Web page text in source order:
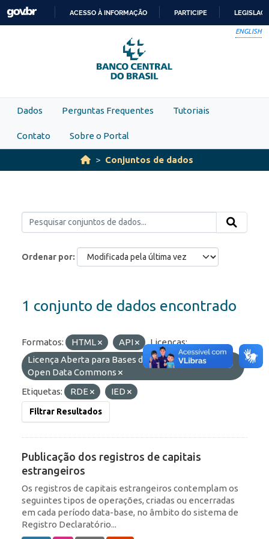
Skip to main content
PARA
O
CONTEÚDO
ACESSO À INFORMAÇÃO PARTICIPE
ENGLISH
Dados Perguntas Frequentes Tutoriais
Contato Sobre o Portal
Conjuntos de dados
Ordenar por
1 conjunto de dados encontrado
Formatos: HTML API
Licenças:
Licença Aberta para Bases de Dados (ODbL) do
Open Data Commons
Etiquetas:
RDE IED
Filtrar Resultados
Publicação dos registros de capitais
estrangeiros
Os registros de capitais estrangeiros contemplam os
seguintes tipos de operações, criadas ou encerradas
em cada período data-base, no âmbito do sistema de
Registro Declaratório...